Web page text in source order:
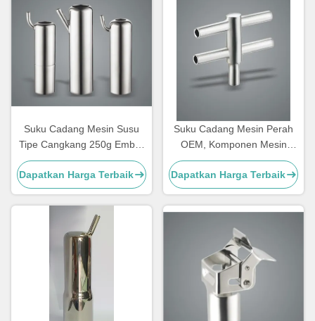
Suku Cadang Mesin Susu
Tipe Cangkang 250g Ember
yang Dapat Disesuaikan
Untuk Kambing
Dapatkan Harga Terbaik
Suku Cadang Mesin Perah
OEM, Komponen Mesin
Perah Tipe Air Tee
Dapatkan Harga Terbaik